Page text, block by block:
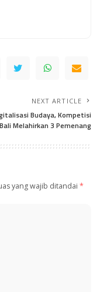
NEXT ARTICLE
Budaya, Kompetisi
Melahirkan 3 Pemenang
yang wajib ditandai *